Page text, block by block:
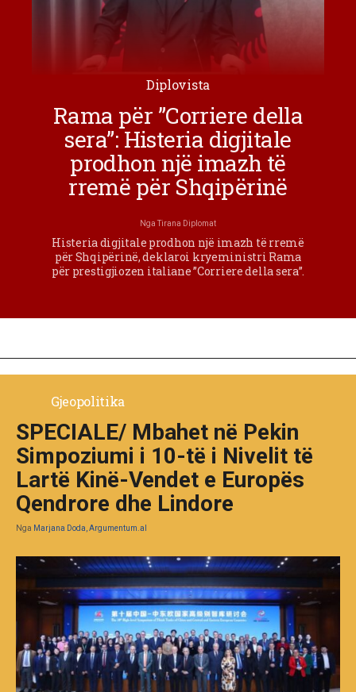
Diplovista
Rama për ”Corriere della
sera”: Histeria digjitale
prodhon një imazh të
rremë për Shqipërinë
NgaTirana Diplomat
Histeria digjitale prodhon një imazh të rremë
për Shqipërinë, deklaroi kryeministri Rama
për prestigjiozen italiane ”Corriere della sera”.
Gjeopolitika
SPECIALE/ Mbahet në Pekin
Simpoziumi i 10-të i Nivelit të
Lartë Kinë-Vendet e Europës
Qendrore dhe Lindore
Nga Marjana Doda, Argumentum.al